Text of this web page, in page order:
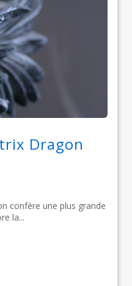
Dragon
confère une plus grande
la...